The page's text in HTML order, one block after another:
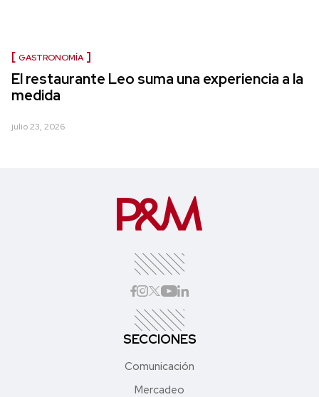
GASTRONOMÍA
El restaurante Leo suma una experiencia a la
medida
julio 23, 2026
SECCIONES
Comunicación
Mercadeo